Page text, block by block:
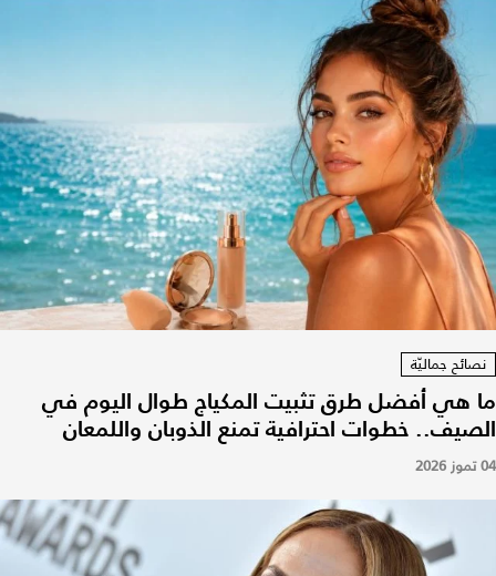
نصائح جماليّة
ما هي أفضل طرق تثبيت المكياج طوال اليوم في
الصيف.. خطوات احترافية تمنع الذوبان واللمعان
04 تموز 2026